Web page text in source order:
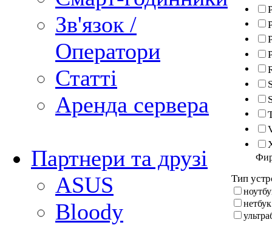
Зв'язок /
Оператори
Статті
Аренда сервера
Партнери та друзі
ASUS
Bloody
Тип
нетбук